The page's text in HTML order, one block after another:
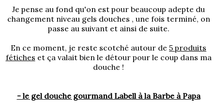
Je pense au fond qu'on est pour beaucoup adepte du
changement niveau gels douches , une fois terminé, on
passe au suivant et ainsi de suite.
En ce moment, je reste scotché autour de 5 produits
fétiches et ça valait bien le détour pour le coup dans ma
douche !
- le gel douche gourmand Labell à la Barbe à Papa